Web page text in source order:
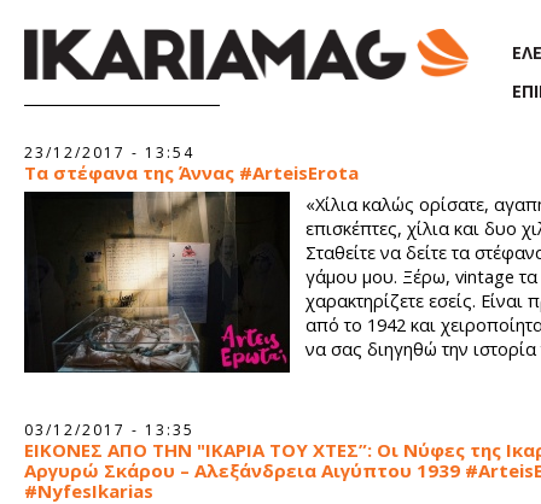
23/12/2017 - 13:54
Τα στέφανα της Άννας #ΑrteisErota
«Χίλια καλώς ορίσατε,
επισκέπτες, χίλια και δυο
Σταθείτε να δείτε τα
γάμου μου. Ξέρω, vintage τα
χαρακτηρίζετε εσείς. Είναι
από το 1942 και
να σας διηγηθώ την ιστορία
03/12/2017 - 13:35
ΕΙΚΟΝΕΣ ΑΠΟ ΤΗΝ "ΙΚΑΡΙΑ ΤΟΥ ΧΤΕΣ”: Οι Νύφες της
Αργυρώ Σκάρου – Αλεξάνδρεια Αιγύπτου 1939
#NyfesIkarias